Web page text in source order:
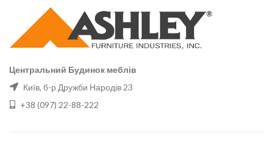
Центральний Будинок меблів
Київ, б-р Дружби Народів 23
+38 (097) 22-88-222